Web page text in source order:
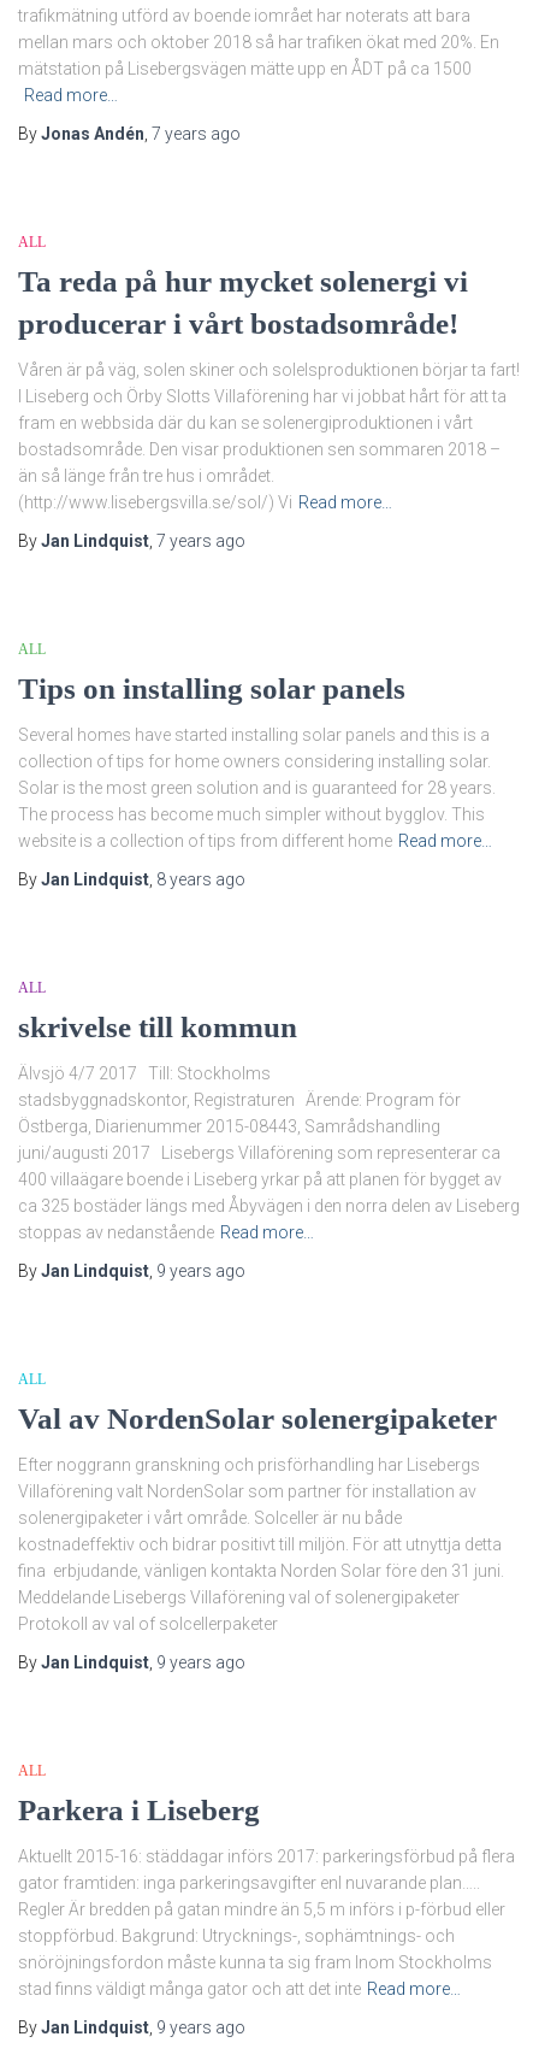
trafikmätning utförd av boende iområet har noterats att bara
mellan mars och oktober 2018 så har trafiken ökat med 20%. En
mätstation på Lisebergsvägen mätte upp en ÅDT på ca 1500
Read more…
ByJonas Andén 7 years ago
ALL
Ta reda på hur mycket solenergi vi
producerar i vårt bostadsområde!
Våren är på väg, solen skiner och solelsproduktionen börjar ta fart!
I Liseberg och Örby Slotts Villaförening har vi jobbat hårt för att ta
fram en webbsida där du kan se solenergiproduktionen i vårt
bostadsområde. Den visar produktionen sen sommaren 2018 –
än så länge från tre hus i området.
(http://www.lisebergsvilla.se/sol/) Vi Read more…
ByJan Lindquist 7 years ago
ALL
Tips on installing solar panels
Several homes have started installing solar panels and this is a
collection of tips for home owners considering installing solar.
Solar is the most green solution and is guaranteed for 28 years.
The process has become much simpler without bygglov. This
website is a collection of tips from different home Read more…
ByJan Lindquist 8 years ago
ALL
skrivelse till kommun
Älvsjö 4/7 2017 Till: Stockholms
stadsbyggnadskontor, Registraturen Ärende: Program för
Östberga, Diarienummer 2015-08443, Samrådshandling
juni/augusti 2017 Lisebergs Villaförening som representerar ca
400 villaägare boende i Liseberg yrkar på att planen för bygget av
ca 325 bostäder längs med Åbyvägen i den norra delen av Liseberg
stoppas av nedanstående Read more…
ByJan Lindquist 9 years ago
ALL
Val av NordenSolar solenergipaketer
Efter noggrann granskning och prisförhandling har Lisebergs
Villaförening valt NordenSolar som partner för installation av
solenergipaketer i vårt område. Solceller är nu både
kostnadeffektiv och bidrar positivt till miljön. För att utnyttja detta
fina erbjudande, vänligen kontakta Norden Solar före den 31 juni.
Meddelande Lisebergs Villaförening val of solenergipaketer
Protokoll av val of solcellerpaketer
ByJan Lindquist 9 years ago
ALL
Parkera i Liseberg
Aktuellt 2015-16: städdagar införs 2017: parkeringsförbud på flera
gator framtiden: inga parkeringsavgifter enl nuvarande plan…..
Regler Är bredden på gatan mindre än 5,5 m införs i p-förbud eller
stoppförbud. Bakgrund: Utrycknings-, sophämtnings- och
snöröjningsfordon måste kunna ta sig fram Inom Stockholms
stad finns väldigt många gator och att det inte Read more…
ByJan Lindquist 9 years ago